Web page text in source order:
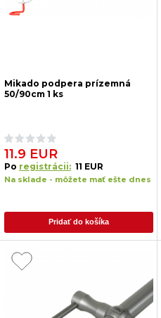
Mikado podpera prízemná
50/90cm 1 ks
11.9 EUR
Po registrácii: 11 EUR
Na sklade - môžete mať ešte dnes
Pridať do košíka